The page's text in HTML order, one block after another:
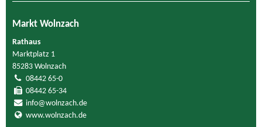
Markt Wolnzach
Rathaus
Marktplatz 1
85283 Wolnzach
08442 65-0
08442 65-34
info@wolnzach.de
www.wolnzach.de